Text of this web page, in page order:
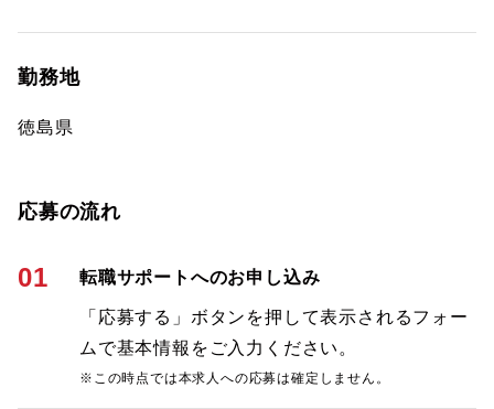
勤務地
徳島県
応募の流れ
01 転職サポートへのお申し込み
「応募する」ボタンを押して表示されるフォー
ムで基本情報をご入力ください。
※この時点では本求人への応募は確定しません。